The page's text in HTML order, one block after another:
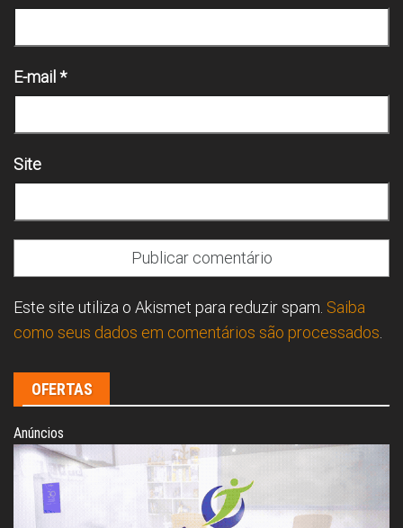
E-mail*
Site
Este site utiliza o Akismet para reduzir spam. Saiba
como seus dados em comentários são processados
OFERTAS
Anúncios